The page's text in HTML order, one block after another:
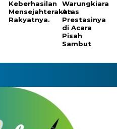
Keberhasilan
Mensejahterakan
Rakyatnya.
Warungkiara
Atas
Prestasinya
di Acara
Pisah
Sambut